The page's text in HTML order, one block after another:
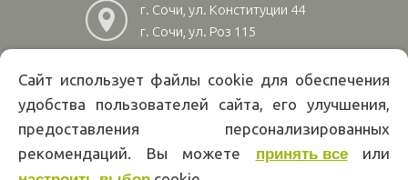
г. Сочи, ул. Конституции 44
г. Сочи, ул. Роз 115
г. Адлер, ул Авиационная
28/10
222 02 01
офертой. Указанные цены действуют только при оформлении заказа
через интернет-магазин papakarlotools.ru.
Сайт использует файлы cookie для обеспечения
удобства пользователей сайта, его улучшения,
предоставления персонализированных
рекомендаций. Вы можете принять всеили